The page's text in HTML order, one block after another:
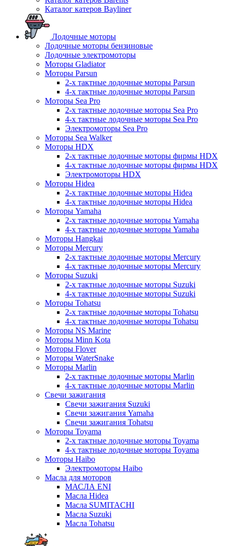
Каталог катеров Bayliner
Лодочные моторы
Лодочные моторы бензиновые
Лодочные электромоторы
Моторы Gladiator
Моторы Parsun
2-х тактные лодочные моторы Parsun
4-х тактные лодочные моторы Parsun
Моторы Sea Pro
2-х тактные лодочные моторы Sea Pro
4-х тактные лодочные моторы Sea Pro
Электромоторы Sea Pro
Моторы Sea Walker
Моторы HDX
2-х тактные лодочные моторы фирмы HDX
4-х тактные лодочные моторы фирмы HDX
Электромоторы HDX
Моторы Hidea
2-х тактные лодочные моторы Hidea
4-х тактные лодочные моторы Hidea
Моторы Yamaha
2-х тактные лодочные моторы Yamaha
4-х тактные лодочные моторы Yamaha
Моторы Hangkai
Моторы Mercury
2-х тактные лодочные моторы Mercury
4-х тактные лодочные моторы Mercury
Моторы Suzuki
2-х тактные лодочные моторы Suzuki
4-х тактные лодочные моторы Suzuki
Моторы Tohatsu
2-х тактные лодочные моторы Tohatsu
4-х тактные лодочные моторы Tohatsu
Моторы NS Marine
Моторы Minn Kota
Моторы Flover
Моторы WaterSnake
Моторы Marlin
2-х тактные лодочные моторы Marlin
4-х тактные лодочные моторы Marlin
Свечи зажигания
Свечи зажигания Suzuki
Свечи зажигания Yamaha
Свечи зажигания Tohatsu
Моторы Toyama
2-х тактные лодочные моторы Toyama
4-х тактные лодочные моторы Toyama
Моторы Haibo
Электромоторы Haibo
Масла для моторов
МАСЛА ENI
Масла Hidea
Масла SUMITACHI
Масла Suzuki
Масла Tohatsu